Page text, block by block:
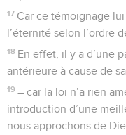
17 Car ce témoignage
l’éternité selon l’ordre
18 En effet, il y a d’une
antérieure à cause de
19 – car la loi n’a rien
introduction d’une
nous approchons de